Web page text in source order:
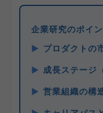
企業研究のポイン
プロダクトの
成長ステージ
営業組織の構